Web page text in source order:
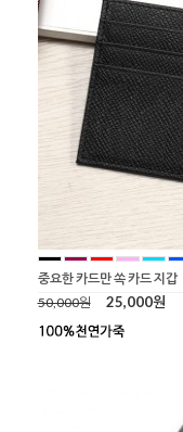
중요한 카드만 쏙 카드 지갑
50,000원
25,000원